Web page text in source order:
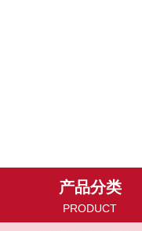
产品分类
PRODUCT